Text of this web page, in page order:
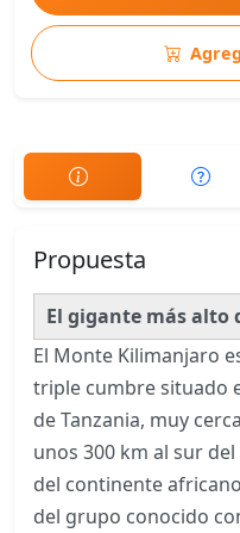
Propuesta
El gigante más alto
El Monte Kilimanjaro
triple cumbresituado
de Tanzania, muy
unos 300 km al sur
del continente
del grupo conocido